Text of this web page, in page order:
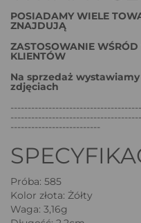
POSIADAMY WIELE
ZNAJDUJĄ
ZASTOSOWANIE
KLIENTÓW
Na sprzedaż
zdjęciach
--------------------------
Próba: 585
Kolor złota: Żółty
Waga: 3,16g